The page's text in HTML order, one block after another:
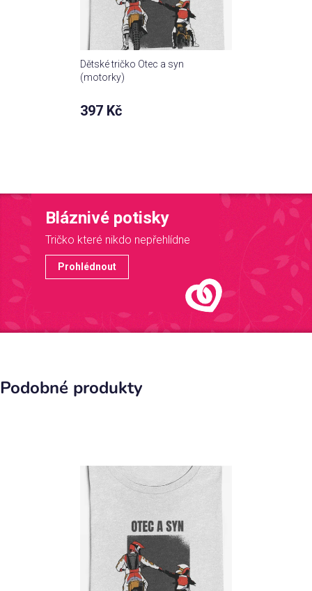
Dětské tričko Otec a syn
(motorky)
397 Kč
Bláznivé potisky
Tričko které nikdo nepřehlídne
Prohlédnout
Podobné produkty